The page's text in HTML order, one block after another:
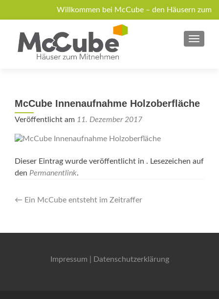
Willkommen bei McCube – den Häusern zum
Mitnehmen!
Über McCube Modelle News Anfrage
MENU
McCube Innenaufnahme Holzoberfläche
Veröffentlicht am 11. Dezember 2017
Dieser Eintrag wurde veröffentlicht in . Lesezeichen auf
den Permanentlink.
Artikel-
← Ein McCube entsteht im Zeitraffer
Impressum Datenschutzerklärung